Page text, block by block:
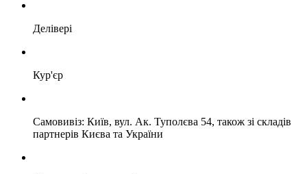
Делівері
Кур'єр
Самовивіз: Київ, вул. Ак. Туполєва 54, також зі складів
партнерів Києва та України